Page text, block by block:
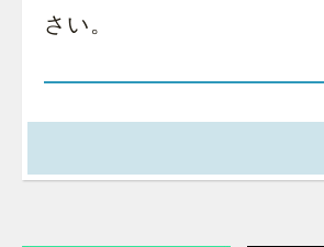
さい。